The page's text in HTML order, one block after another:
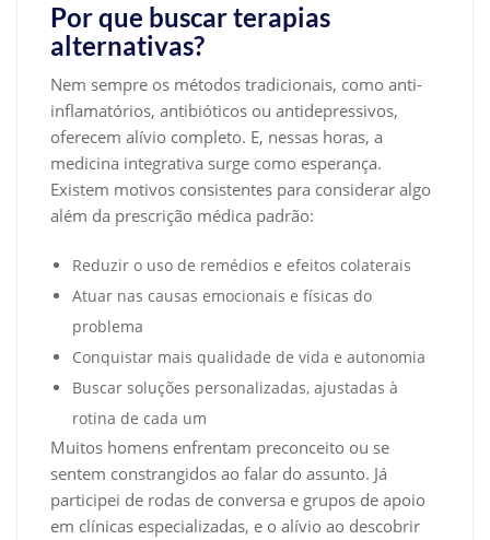
Por que buscar terapias
alternativas?
Nem sempre os métodos tradicionais, como anti-
inflamatórios, antibióticos ou antidepressivos,
oferecem alívio completo. E, nessas horas, a
medicina integrativa surge como esperança.
Existem motivos consistentes para considerar algo
além da prescrição médica padrão:
Reduzir o uso de remédios e efeitos colaterais
Atuar nas causas emocionais e físicas do
problema
Conquistar mais qualidade de vida e autonomia
Buscar soluções personalizadas, ajustadas à
rotina de cada um
Muitos homens enfrentam preconceito ou se
sentem constrangidos ao falar do assunto. Já
participei de rodas de conversa e grupos de apoio
em clínicas especializadas, e o alívio ao descobrir